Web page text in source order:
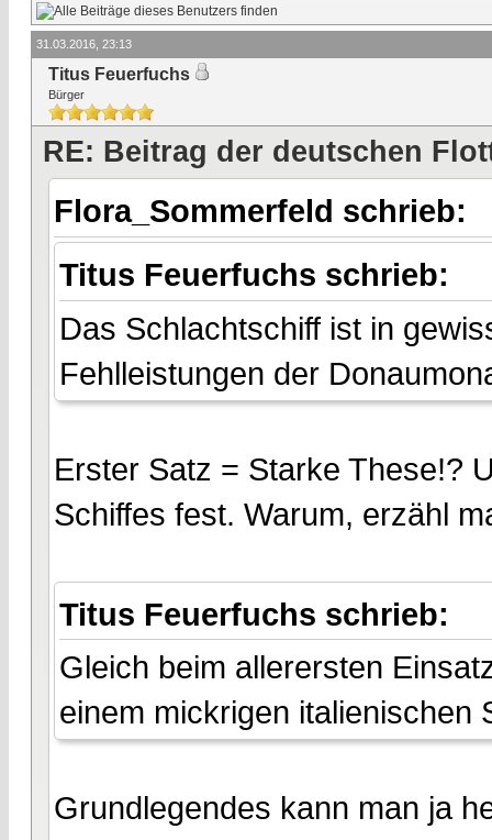
31.03.2016, 23:13
Titus Feuerfuchs
Bürger
RE: Beitrag der deutschen
Flora_Sommerfeld schrieb:
Titus Feuerfuchs schrieb:
Das Schlachtschiff ist in
Fehlleistungen der
Erster Satz = Starke These!?
Schiffes fest. Warum, erzähl
Titus Feuerfuchs schrieb:
Gleich beim allerersten
einem mickrigen italienischen
Grundlegendes kann man ja